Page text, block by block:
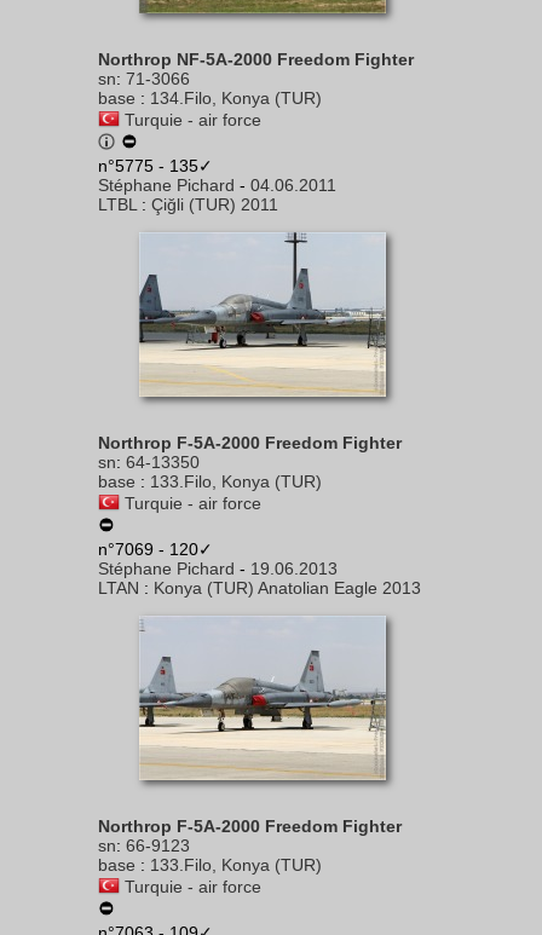
Northrop NF-5A-2000 Freedom Fighter
sn: 71-3066
base : 134.Filo, Konya (TUR)
Turquie - air force
n°5775 - 135✓
Stéphane Pichard - 04.06.2011
LTBL : Çiğli (TUR) 2011
Northrop F-5A-2000 Freedom Fighter
sn: 64-13350
base : 133.Filo, Konya (TUR)
Turquie - air force
n°7069 - 120✓
Stéphane Pichard - 19.06.2013
LTAN : Konya (TUR) Anatolian Eagle 2013
Northrop F-5A-2000 Freedom Fighter
sn: 66-9123
base : 133.Filo, Konya (TUR)
Turquie - air force